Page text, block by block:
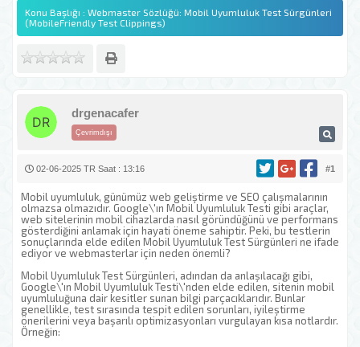
Konu Başlığı : Webmaster Sözlüğü: Mobil Uyumluluk Test Sürgünleri
(MobileFriendly Test Clippings)
Çevrimdışı
drgenacafer
#1
02-06-2025 TR Saat : 13:16
Mobil uyumluluk, günümüz web geliştirme ve SEO çalışmalarının
olmazsa olmazıdır. Google\'ın Mobil Uyumluluk Testi gibi araçlar,
web sitelerinin mobil cihazlarda nasıl göründüğünü ve performans
gösterdiğini anlamak için hayati öneme sahiptir. Peki, bu testlerin
sonuçlarında elde edilen Mobil Uyumluluk Test Sürgünleri ne ifade
ediyor ve webmasterlar için neden önemli?
Mobil Uyumluluk Test Sürgünleri, adından da anlaşılacağı gibi,
Google\'ın Mobil Uyumluluk Testi\'nden elde edilen, sitenin mobil
uyumluluğuna dair kesitler sunan bilgi parçacıklarıdır. Bunlar
genellikle, test sırasında tespit edilen sorunları, iyileştirme
önerilerini veya başarılı optimizasyonları vurgulayan kısa notlardır.
Örneğin: